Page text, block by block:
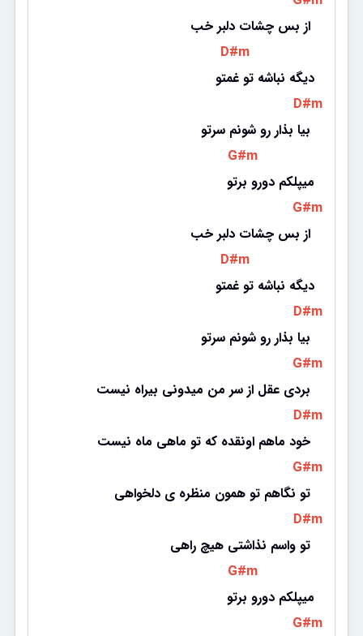
از بس چشات دلبر خب
D#m
دیگه نباشه تو غمتو
D#m
G#m
میپلکم دورو برتو
G#m
از بس چشات دلبر خب
D#m
دیگه نباشه تو غمتو
D#m
G#m
D#m
خود ماهم اونقده که تو ماهی ماه نیست
G#m
تو نگاهم تو همون منظره ی دلخواهی
D#m
تو واسم نذاشتی هیچ راهی
G#m
میپلکم دورو برتو
G#m